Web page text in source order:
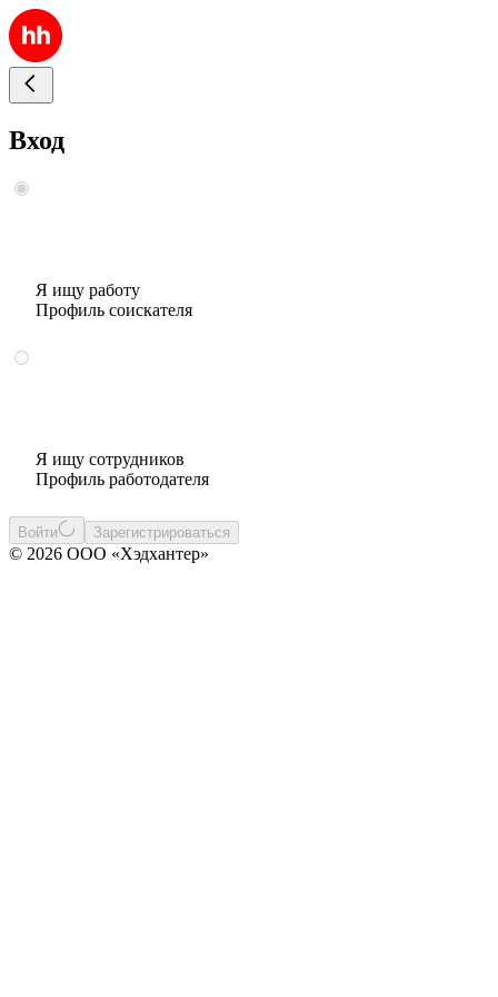
Вход
Я ищу работу
Профиль соискателя
Я ищу сотрудников
Профиль работодателя
Войти Зарегистрироваться
© 2026 ООО «Хэдхантер»